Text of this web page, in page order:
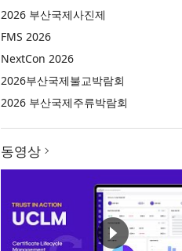
2026 부산국제사진제
FMS 2026
NextCon 2026
2026부산국제불교박람회
2026 부산국제주류박람회
동영상